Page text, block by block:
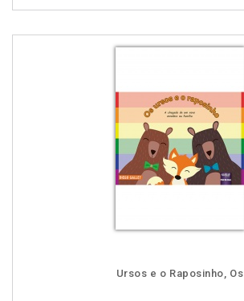
Ursos e o Raposinho, Os